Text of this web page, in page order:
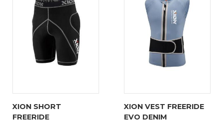
XION SHORT
FREERIDE
XION VEST FREERIDE
EVO DENIM